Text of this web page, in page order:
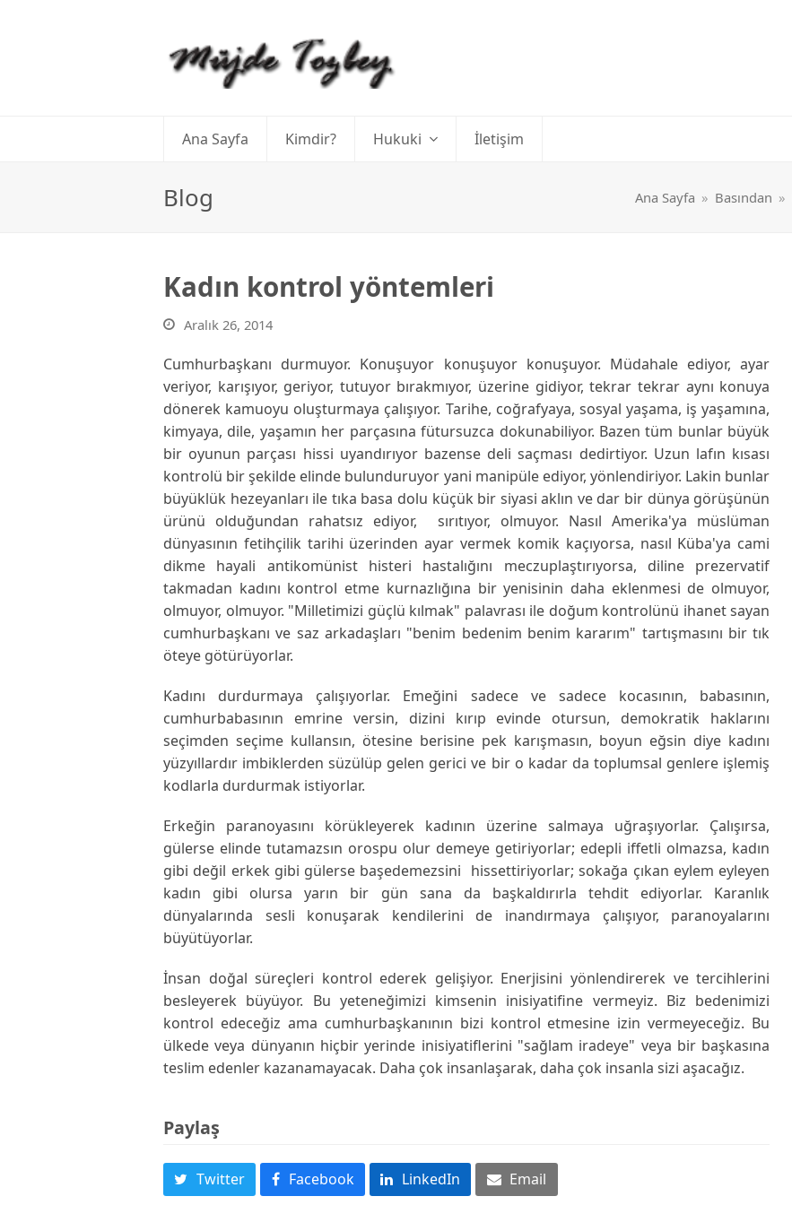
Ana Sayfa Kimdir? Hukuki İletişim
Blog Ana Sayfa » Basından »
Kadın kontrol yöntemleri
Aralık 26, 2014
Cumhurbaşkanı durmuyor. Konuşuyor konuşuyor konuşuyor. Müdahale ediyor, ayar
veriyor, karışıyor, geriyor, tutuyor bırakmıyor, üzerine gidiyor, tekrar tekrar aynı konuya
dönerek kamuoyu oluşturmaya çalışıyor. Tarihe, coğrafyaya, sosyal yaşama, iş yaşamına,
kimyaya, dile, yaşamın her parçasına fütursuzca dokunabiliyor. Bazen tüm bunlar büyük
bir oyunun parçası hissi uyandırıyor bazense deli saçması dedirtiyor. Uzun lafın kısası
kontrolü bir şekilde elinde bulunduruyor yani manipüle ediyor, yönlendiriyor. Lakin bunlar
büyüklük hezeyanları ile tıka basa dolu küçük bir siyasi aklın ve dar bir dünya görüşünün
ürünü olduğundan rahatsız ediyor, sırıtıyor, olmuyor. Nasıl Amerika'ya müslüman
dünyasının fetihçilik tarihi üzerinden ayar vermek komik kaçıyorsa, nasıl Küba'ya cami
dikme hayali antikomünist histeri hastalığını meczuplaştırıyorsa, diline prezervatif
takmadan kadını kontrol etme kurnazlığına bir yenisinin daha eklenmesi de olmuyor,
olmuyor, olmuyor. "Milletimizi güçlü kılmak" palavrası ile doğum kontrolünü ihanet sayan
cumhurbaşkanı ve saz arkadaşları "benim bedenim benim kararım" tartışmasını bir tık
öteye götürüyorlar.
Kadını durdurmaya çalışıyorlar. Emeğini sadece ve sadece kocasının, babasının,
cumhurbabasının emrine versin, dizini kırıp evinde otursun, demokratik haklarını
seçimden seçime kullansın, ötesine berisine pek karışmasın, boyun eğsin diye kadını
yüzyıllardır imbiklerden süzülüp gelen gerici ve bir o kadar da toplumsal genlere işlemiş
kodlarla durdurmak istiyorlar.
Erkeğin paranoyasını körükleyerek kadının üzerine salmaya uğraşıyorlar. Çalışırsa,
gülerse elinde tutamazsın orospu olur demeye getiriyorlar; edepli iffetli olmazsa, kadın
gibi değil erkek gibi gülerse başedemezsini hissettiriyorlar; sokağa çıkan eylem eyleyen
kadın gibi olursa yarın bir gün sana da başkaldırırla tehdit ediyorlar. Karanlık
dünyalarında sesli konuşarak kendilerini de inandırmaya çalışıyor, paranoyalarını
büyütüyorlar.
İnsan doğal süreçleri kontrol ederek gelişiyor. Enerjisini yönlendirerek ve tercihlerini
besleyerek büyüyor. Bu yeteneğimizi kimsenin inisiyatifine vermeyiz. Biz bedenimizi
kontrol edeceğiz ama cumhurbaşkanının bizi kontrol etmesine izin vermeyeceğiz. Bu
ülkede veya dünyanın hiçbir yerinde inisiyatiflerini "sağlam iradeye" veya bir başkasına
teslim edenler kazanamayacak. Daha çok insanlaşarak, daha çok insanla sizi aşacağız.
Paylaş
Twitter Facebook LinkedIn Email